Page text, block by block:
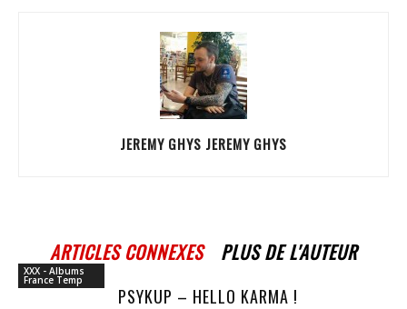
JEREMY GHYS JEREMY GHYS
ARTICLES CONNEXES PLUS DE L'AUTEUR
XXX - Albums
France Temp
PSYKUP – HELLO KARMA !